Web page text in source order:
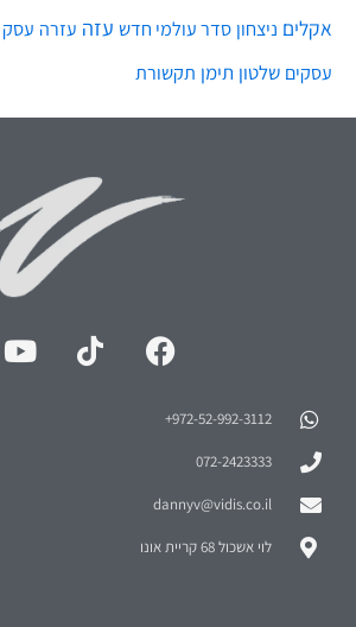
אקלים ניצחון סדר עולמי חדש עזה עזרה עסק
עסקים שלטון תימן תקשורת
972-52-992-3112⁩+
072-2423333
dannyv@vidis.co.il
לוי אשכול 68 קריית אונו